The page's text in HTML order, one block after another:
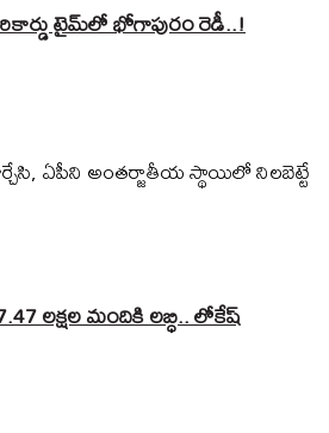
రికార్డు టైమ్‌లో భోగాపురం రెడీ..!
ఏపీని అంతర్జాతీయ స్థాయిలో నిలబెట్టే
లక్షల మందికి లబ్ధి.. లోకేష్‌